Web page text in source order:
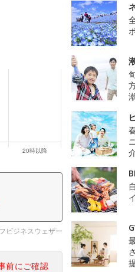
ビジネスウェザー
前にご確認